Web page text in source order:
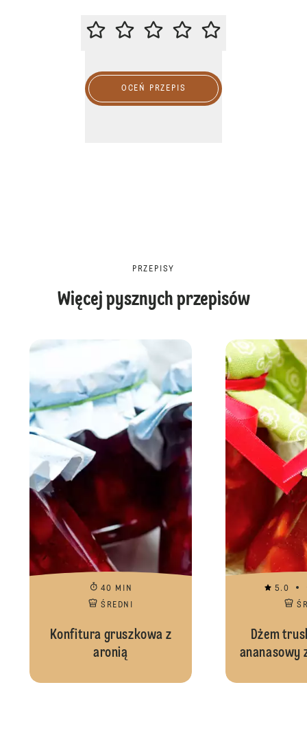
ZACHĘCAMY DO OCENY
OCEŃ PRZEPIS
PRZEPISY
Więcej pysznych przepisów
40 MIN
ŚREDNI
Konfitura gruszkowa z
aronią
5.0
Dżem
ananasowy